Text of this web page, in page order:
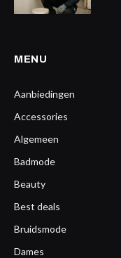
MENU
Aanbiedingen
Accessories
Algemeen
Badmode
Beauty
Best deals
Bruidsmode
Dames